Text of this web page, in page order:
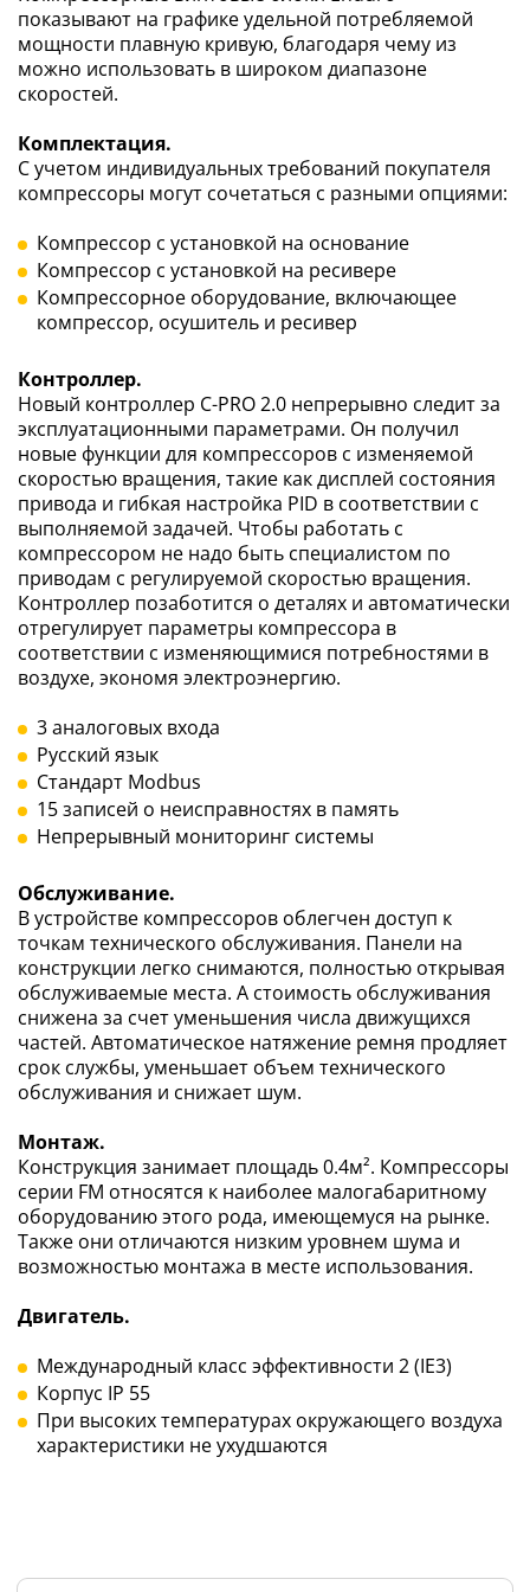
показывают на графике удельной потребляемой
мощности плавную кривую, благодаря чему из
можно использовать в широком диапазоне
скоростей.
Комплектация.
С учетом индивидуальных требований покупателя
компрессоры могут сочетаться с разными опциями:
Компрессор с установкой на основание
Компрессор с установкой на ресивере
Компрессорное оборудование, включающее
компрессор, осушитель и ресивер
Контроллер.
Новый контроллер C-PRO 2.0 непрерывно следит за
эксплуатационными параметрами. Он получил
новые функции для компрессоров с изменяемой
скоростью вращения, такие как дисплей состояния
привода и гибкая настройка PID в соответствии с
выполняемой задачей. Чтобы работать с
компрессором не надо быть специалистом по
приводам с регулируемой скоростью вращения.
Контроллер позаботится о деталях и автоматически
отрегулирует параметры компрессора в
соответствии с изменяющимися потребностями в
воздухе, экономя электроэнергию.
3 аналоговых входа
Русский язык
Стандарт Modbus
15 записей о неисправностях в память
Непрерывный мониторинг системы
Обслуживание.
В устройстве компрессоров облегчен доступ к
точкам технического обслуживания. Панели на
конструкции легко снимаются, полностью открывая
обслуживаемые места. А стоимость обслуживания
снижена за счет уменьшения числа движущихся
частей. Автоматическое натяжение ремня продляет
срок службы, уменьшает объем технического
обслуживания и снижает шум.
Монтаж.
Конструкция занимает площадь 0.4м². Компрессоры
серии FM относятся к наиболее малогабаритному
оборудованию этого рода, имеющемуся на рынке.
Также они отличаются низким уровнем шума и
возможностью монтажа в месте использования.
Двигатель.
Международный класс эффективности 2 (IE3)
Корпус IP 55
При высоких температурах окружающего воздуха
характеристики не ухудшаются